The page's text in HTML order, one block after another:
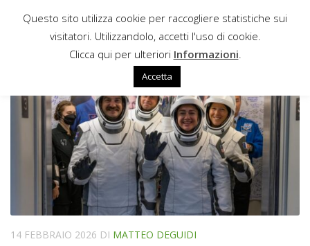
Sotto il contenuto
DRAGON
14 FEBBRAIO 2026 DI MATTEO DEGUIDI
Questo sito utilizza cookie per raccogliere statistiche sui
visitatori. Utilizzandolo, accetti l'uso di cookie.
Clicca qui per ulteriori Informazioni
Accetta